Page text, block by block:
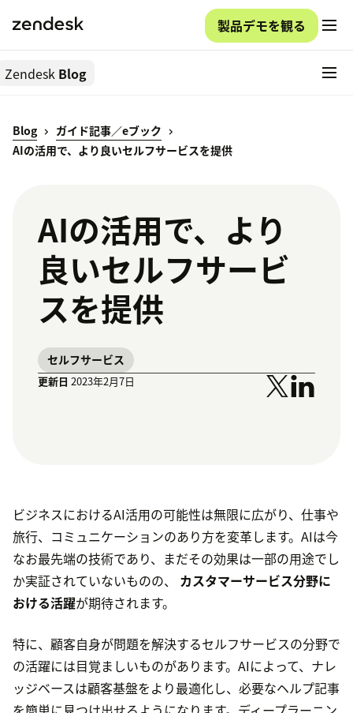
製品デモを観る
Zendesk Blog
Blog
ガイド記事／eブック
AIの活用で、より良いセルフサービスを提供
AIの活用で、より
良いセルフサービ
スを提供
セルフサービス
更新日 2023年2月7日
ビジネスにおけるAI活用の可能性は無限に広がり、仕事や
旅行、コミュニケーションのあり方を変革します。AIは今
なお最先端の技術であり、まだその効果は一部の用途でし
か実証されていないものの、 カスタマーサービス分野に
おける活躍が期待されます。
特に、顧客自身が問題を解決するセルフサービスの分野で
の活躍には目覚ましいものがあります。AIによって、ナレ
ッジベースは顧客基盤をより最適化し、必要なヘルプ記事